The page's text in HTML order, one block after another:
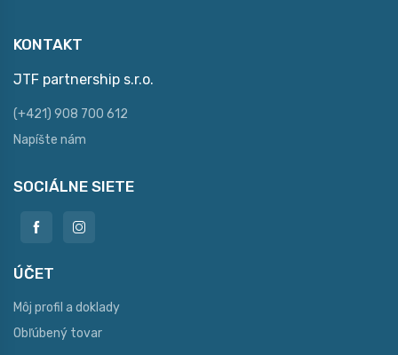
KONTAKT
JTF partnership s.r.o.
(+421) 908 700 612
Napíšte nám
SOCIÁLNE SIETE
ÚČET
Môj profil a doklady
Obľúbený tovar